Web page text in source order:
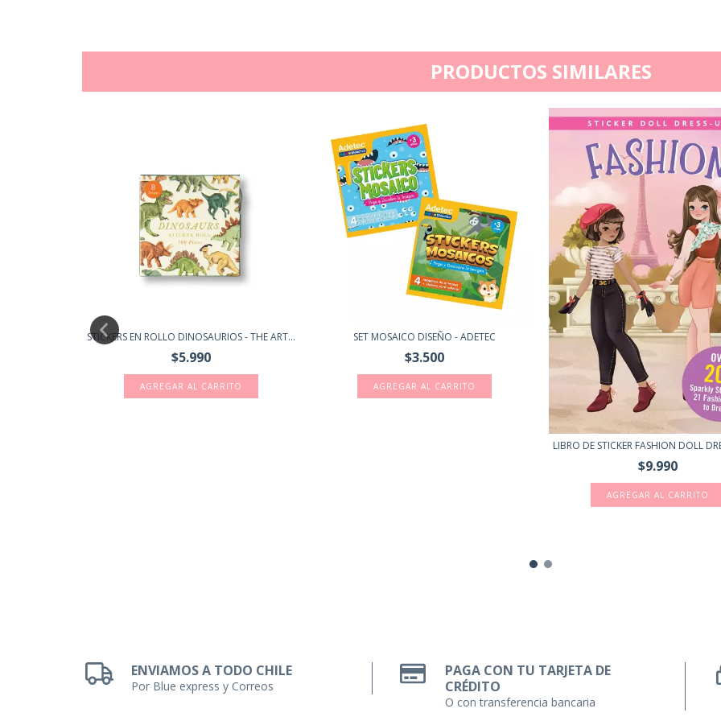
PRODUCTOS SIMILARES
STICKERS EN ROLLO DINOSAURIOS - THE ART...
$5.990
SET MOSAICO DISEÑO - ADETEC
$3.500
AGREGAR AL CARRITO
LIBRO DE STICKER FASHION DOLL
$9.990
ENVIAMOS A TODO CHILE
Por Blue express y Correos
PAGA CON TU TARJETA DE
CRÉDITO
O con transferencia bancaria